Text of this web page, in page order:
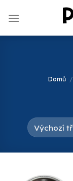
Domů /